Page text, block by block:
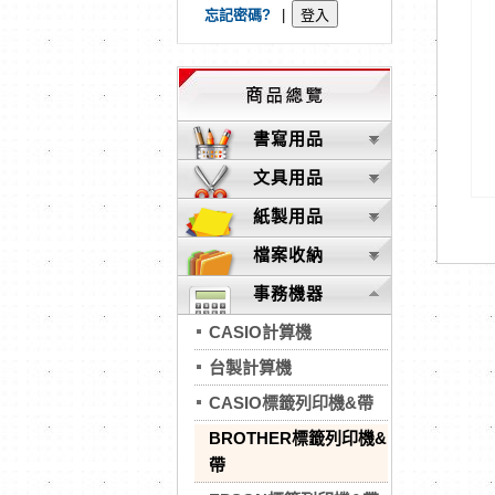
忘記密碼?
書寫用品
文具用品
紙製用品
檔案收納
事務機器
CASIO計算機
台製計算機
CASIO標籤列印機&帶
BROTHER標籤列印機&
帶